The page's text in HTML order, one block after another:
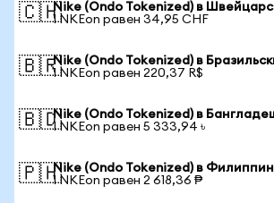
🇨🇭Nike (Ondo Tokenized) в
1 NKEon равен 34,95 CHF
🇧🇷Nike (Ondo Tokenized) в
1 NKEon равен 220,37 R$
🇧🇩Nike (Ondo Tokenized) в
1 NKEon равен 5 333,94 ৳
🇵🇭Nike (Ondo Tokenized) в
1 NKEon равен 2 618,36 ₱